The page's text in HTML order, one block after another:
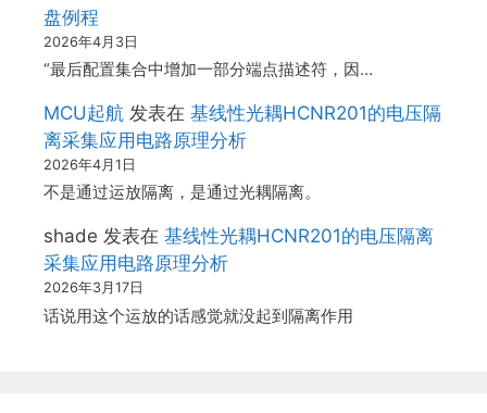
盘例程
2026年4月3日
“最后配置集合中增加一部分端点描述符，因…
MCU起航 发表在 基线性光耦HCNR201的电压隔
离采集应用电路原理分析
2026年4月1日
不是通过运放隔离，是通过光耦隔离。
shade 发表在 基线性光耦HCNR201的电压隔离
采集应用电路原理分析
2026年3月17日
话说用这个运放的话感觉就没起到隔离作用